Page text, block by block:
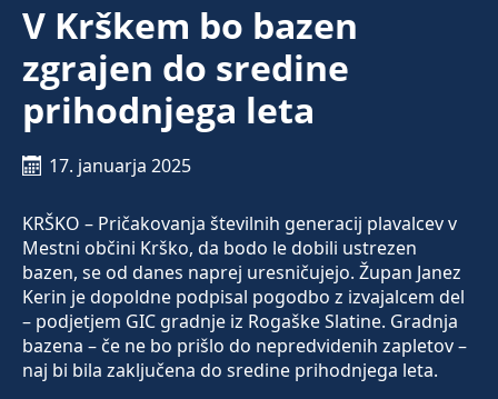
V Krškem bo bazen
zgrajen do sredine
prihodnjega leta
17. januarja 2025
KRŠKO – Pričakovanja številnih generacij plavalcev v
Mestni občini Krško, da bodo le dobili ustrezen
bazen, se od danes naprej uresničujejo. Župan Janez
Kerin je dopoldne podpisal pogodbo z izvajalcem del
– podjetjem GIC gradnje iz Rogaške Slatine. Gradnja
bazena – če ne bo prišlo do nepredvidenih zapletov –
naj bi bila zaključena do sredine prihodnjega leta.